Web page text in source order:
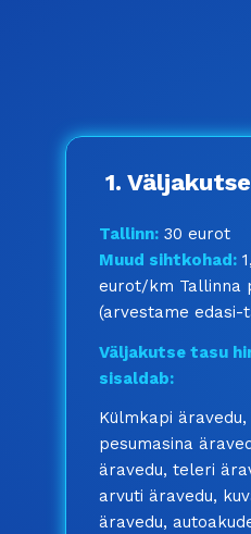
1.
Tallinn: 30 eurot
Muud sihtkohad:
eurot/km Tallinna
(arvestame edasi-
Väljakutse tasu
sisaldab:
Külmkapi äravedu,
pesumasina
äravedu, teleri
arvuti äravedu,
äravedu,